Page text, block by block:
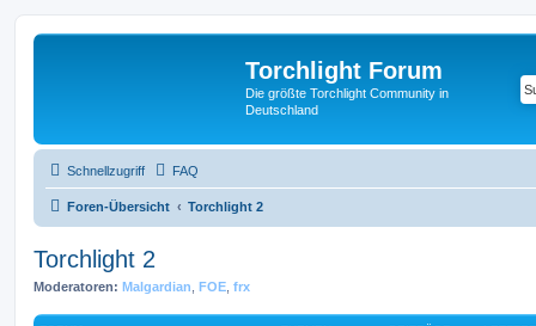
Torchlight Forum
Die größte Torchlight Community in
Deutschland
Schnellzugriff FAQ
Foren-Übersicht Torchlight 2
Torchlight 2
Moderatoren: Malgardian FOE frx